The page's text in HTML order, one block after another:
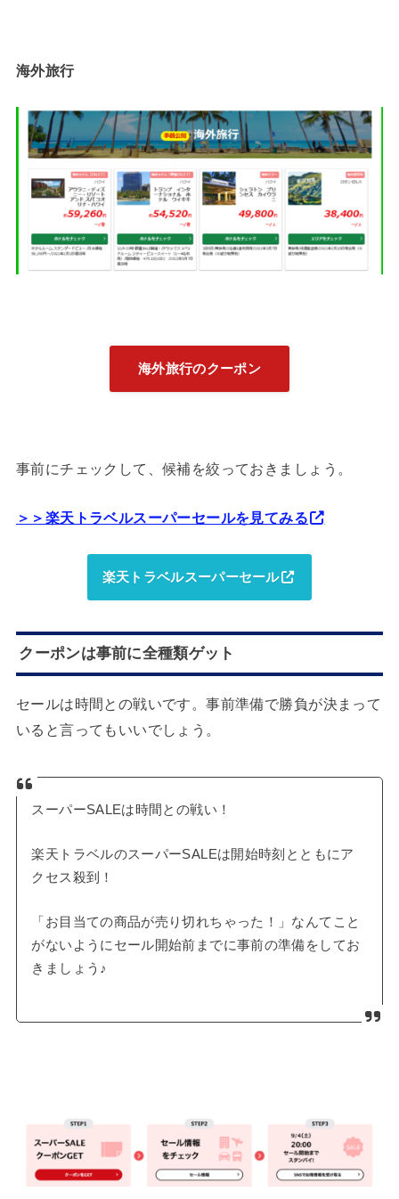
海外旅行
海外旅行のクーポン
事前にチェックして、候補を絞っておきましょう。
＞＞楽天トラベルスーパーセールを見てみる
楽天トラベルスーパーセール
クーポンは事前に全種類ゲット
セールは時間との戦いです。事前準備で勝負が決まって
いると言ってもいいでしょう。
スーパーSALEは時間との戦い！
楽天トラベルのスーパーSALEは開始時刻とともにア
クセス殺到！
「お目当ての商品が売り切れちゃった！」なんてこと
がないようにセール開始前までに事前の準備をしてお
きましょう♪